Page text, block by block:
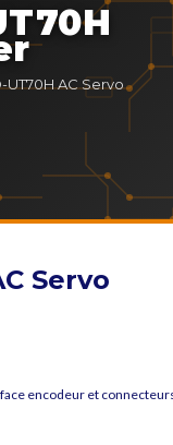
AC Servo
Servo
encodeur et